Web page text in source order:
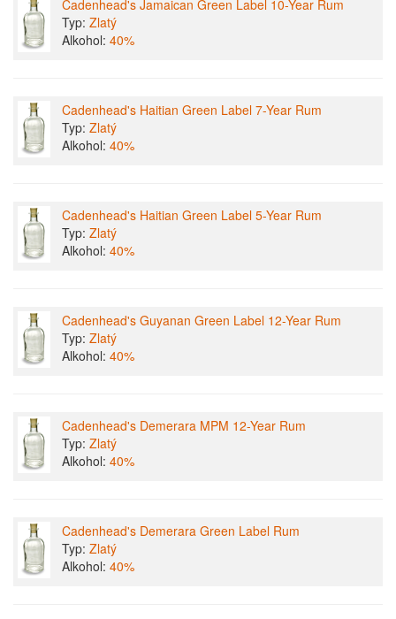
Cadenhead's Jamaican Green Label 10-Year Rum
Typ: Zlatý
Alkohol: 40%
Cadenhead's Haitian Green Label 7-Year Rum
Typ: Zlatý
Alkohol: 40%
Cadenhead's Haitian Green Label 5-Year Rum
Typ: Zlatý
Alkohol: 40%
Cadenhead's Guyanan Green Label 12-Year Rum
Typ: Zlatý
Alkohol: 40%
Cadenhead's Demerara MPM 12-Year Rum
Typ: Zlatý
Alkohol: 40%
Cadenhead's Demerara Green Label Rum
Typ: Zlatý
Alkohol: 40%